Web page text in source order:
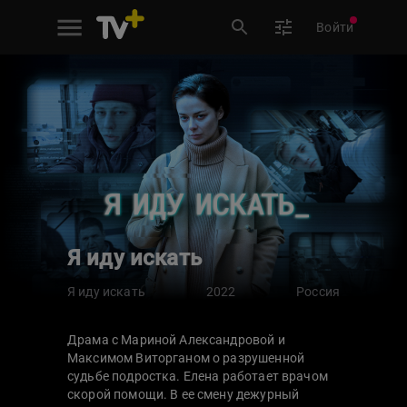
Войти
Я иду искать
Я иду искать 2022 Россия
Драма с Мариной Александровой и
Максимом Виторганом о разрушенной
судьбе подростка. Елена работает врачом
скорой помощи. В ее смену дежурный